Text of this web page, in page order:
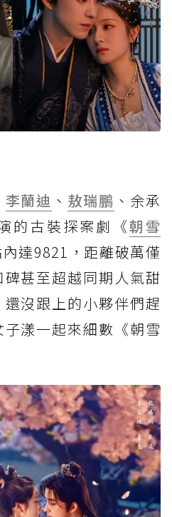
李蘭迪 、 敖瑞鵬 、余承
的古裝探案劇《朝雪
達9821，距離破萬僅
甚至超越同期人氣甜
還沒跟上的小夥伴們趕
漾一起來細數《朝雪